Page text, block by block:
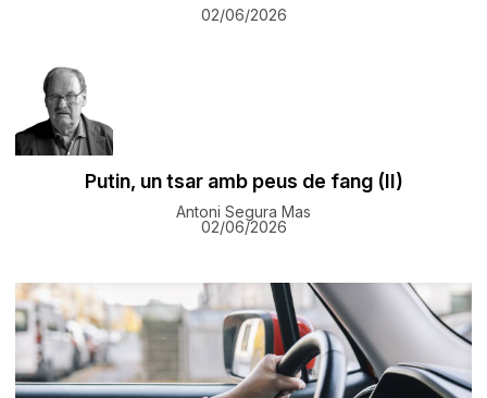
02/06/2026
Putin, un tsar amb peus de fang (II)
Antoni Segura Mas
02/06/2026